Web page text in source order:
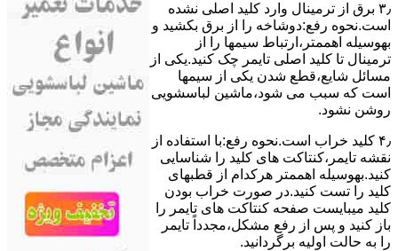
۳٫ ﺑﺮق از ﺗﺮﻣﯿﻨﺎل وارد ﮐﻠﯿﺪ اﺻﻠﯽ ﻧﺸﺪه
است.نحوه رﻓﻊ:دوشاخه را از ﺑﺮق بکشید و
بهوسیله اهممتر،ارﺗﺒﺎط سیمها را از
ﺗﺮﻣﯿﻨﺎل ﺗﺎ ﮐﻠﯿﺪ اﺻﻠﯽ ﺗﺎﯾﻤﺮ چک کنید.یکی از
مسائل شایع،ﻗﻄﻊ شدن ﯾﮑﯽ از سیمها
است که سبب می شود،ﻣﺎﺷﯿﻦ لباسشویی
روﺷﻦ نشود.
۴٫ ﮐﻠﯿﺪ ﺧﺮاب اﺳﺖ.نحوه رفع:ﺑﺎ اﺳﺘﻔﺎده از
ﻧﻘﺸﻪ ﺗﺎﯾﻤﺮ،ﮐﻨﺘﺎﮐﺖ ﻫﺎی ﮐﻠﯿﺪ را ﺷﻨﺎﺳﺎﯾﯽ
کنید.بهوسیله اهممتر هرکدام از قطبهای
ﮐﻠﯿﺪ را ﺗﺴﺖ ﮐﻨﯿﺪ.در ﺻﻮرت ﺧﺮاب ﺑﻮدن
ﮐﻠﯿﺪ میبایست ﺻﻔﺤﻪ ﮐﻨﺘﺎﮐﺖ ﻫﺎی ﺗﺎﯾﻤﺮ را
باز کنید و ﭘﺲ از رﻓﻊ مشکل،مجدداً ﺗﺎﯾﻤﺮ
را به حالت اوﻟﯿﻪ برگردانید.